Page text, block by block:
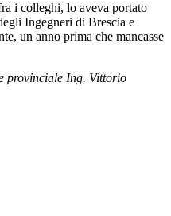
i colleghi, lo aveva portato
Ingegneri di Brescia e
un anno prima che mancasse
provinciale Ing. Vittorio